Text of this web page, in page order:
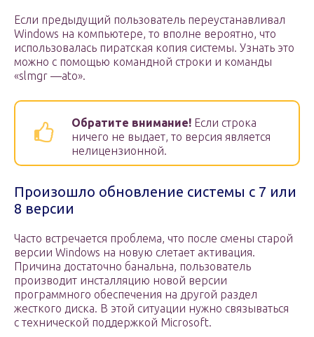
Если предыдущий пользователь переустанавливал
Windows на компьютере, то вполне вероятно, что
использовалась пиратская копия системы. Узнать это
можно с помощью командной строки и команды
«slmgr —ato».
Обратите внимание! Если строка
ничего не выдает, то версия является
нелицензионной.
Произошло обновление системы с 7 или
8 версии
Часто встречается проблема, что после смены старой
версии Windows на новую слетает активация.
Причина достаточно банальна, пользователь
производит инсталляцию новой версии
программного обеспечения на другой раздел
жесткого диска. В этой ситуации нужно связываться
с технической поддержкой Microsoft.